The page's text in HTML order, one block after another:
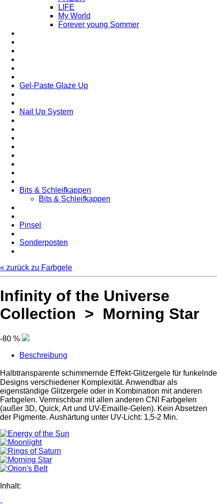
LIFE
My World
Forever young Sommer
Gel-Paste Glaze Up
Nail Up System
Bits & Schleifkappen
Bits & Schleifkappen
Pinsel
Sonderposten
« zurück zu Farbgele
Infinity of the Universe
Collection > Morning Star
-80 %
Beschreibung
Halbtransparente schimmernde Eﬀekt-Glitzergele für funkelnde
Designs verschiedener Komplexität. Anwendbar als
eigenständige Glitzergele oder in Kombination mit anderen
Farbgelen. Vermischbar mit allen anderen CNI Farbgelen
(außer 3D, Quick, Art und UV-Emaille-Gelen). Kein Absetzen
der Pigmente. Aushärtung unter UV-Licht: 1,5-2 Min.
Inhalt:
-